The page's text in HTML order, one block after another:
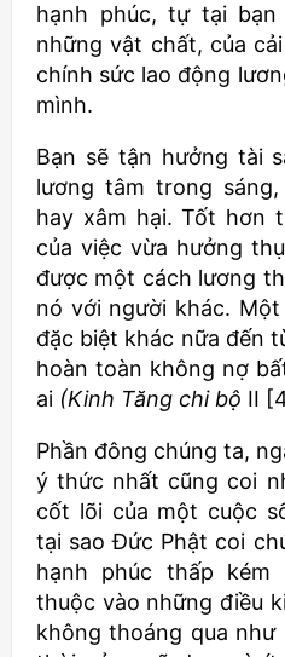
hạnh phúc, tự tại
những vật chất, của
chính sức lao động
mình.
Bạn sẽ tận hưởng tài
lương tâm trong
hay xâm hại. Tốt hơn
của việc vừa hưởng
được một cách lương
nó với người khác.
đặc biệt khác nữa đến
hoàn toàn không nợ
ai (Kinh Tăng chi bộ II
Phần đông chúng ta,
ý thức nhất cũng coi
cốt lõi của một cuộc
tại sao Đức Phật coi
hạnh phúc thấp kém
thuộc vào những điều
không thoáng qua